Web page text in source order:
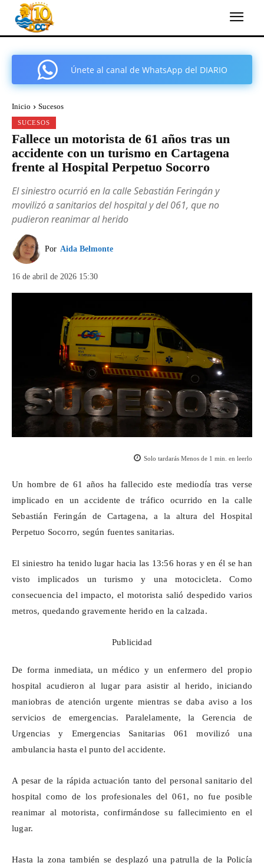
Únete al canal de WhatsApp del DIARIO
Inicio Sucesos
SUCESOS
Fallece un motorista de 61 años tras un
accidente con un turismo en Cartagena
frente al Hospital Perpetuo Socorro
El siniestro ocurrió en la calle Sebastián Feringán y
movilizó a sanitarios del hospital y del 061, que no
pudieron reanimar al herido
Por Aida Belmonte
16 de abril de 2026 15:30
Solo tardarás Menos de 1 min. en leerlo
Un hombre de 61 años ha fallecido este mediodía tras verse
implicado en un accidente de tráfico ocurrido en la calle
Sebastián Feringán de Cartagena, a la altura del Hospital
Perpetuo Socorro, según fuentes sanitarias.
El siniestro ha tenido lugar hacia las 13:56 horas y en él se han
visto implicados un turismo y una motocicleta. Como
consecuencia del impacto, el motorista salió despedido varios
metros, quedando gravemente herido en la calzada.
Publicidad
De forma inmediata, un médico y un enfermero del propio
hospital acudieron al lugar para asistir al herido, iniciando
maniobras de atención urgente mientras se daba aviso a los
servicios de emergencias. Paralelamente, la Gerencia de
Urgencias y Emergencias Sanitarias 061 movilizó una
ambulancia hasta el punto del accidente.
A pesar de la rápida actuación tanto del personal sanitario del
hospital como de los profesionales del 061, no fue posible
reanimar al motorista, confirmándose su fallecimiento en el
lugar.
Hasta la zona también se desplazó una patrulla de la Policía